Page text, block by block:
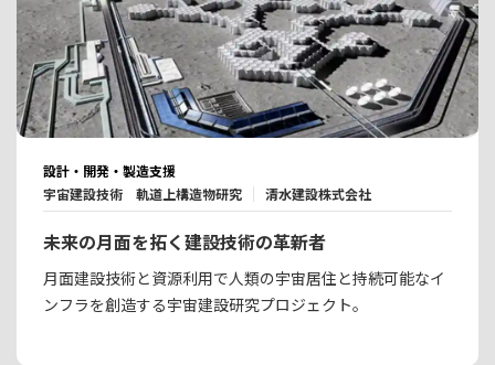
設計・開発・製造支援
宇宙建設技術 軌道上構造物研究
清水建設株式会社
未来の月面を拓く建設技術の革新者
月面建設技術と資源利用で人類の宇宙居住と持続可能なイ
ンフラを創造する宇宙建設研究プロジェクト。